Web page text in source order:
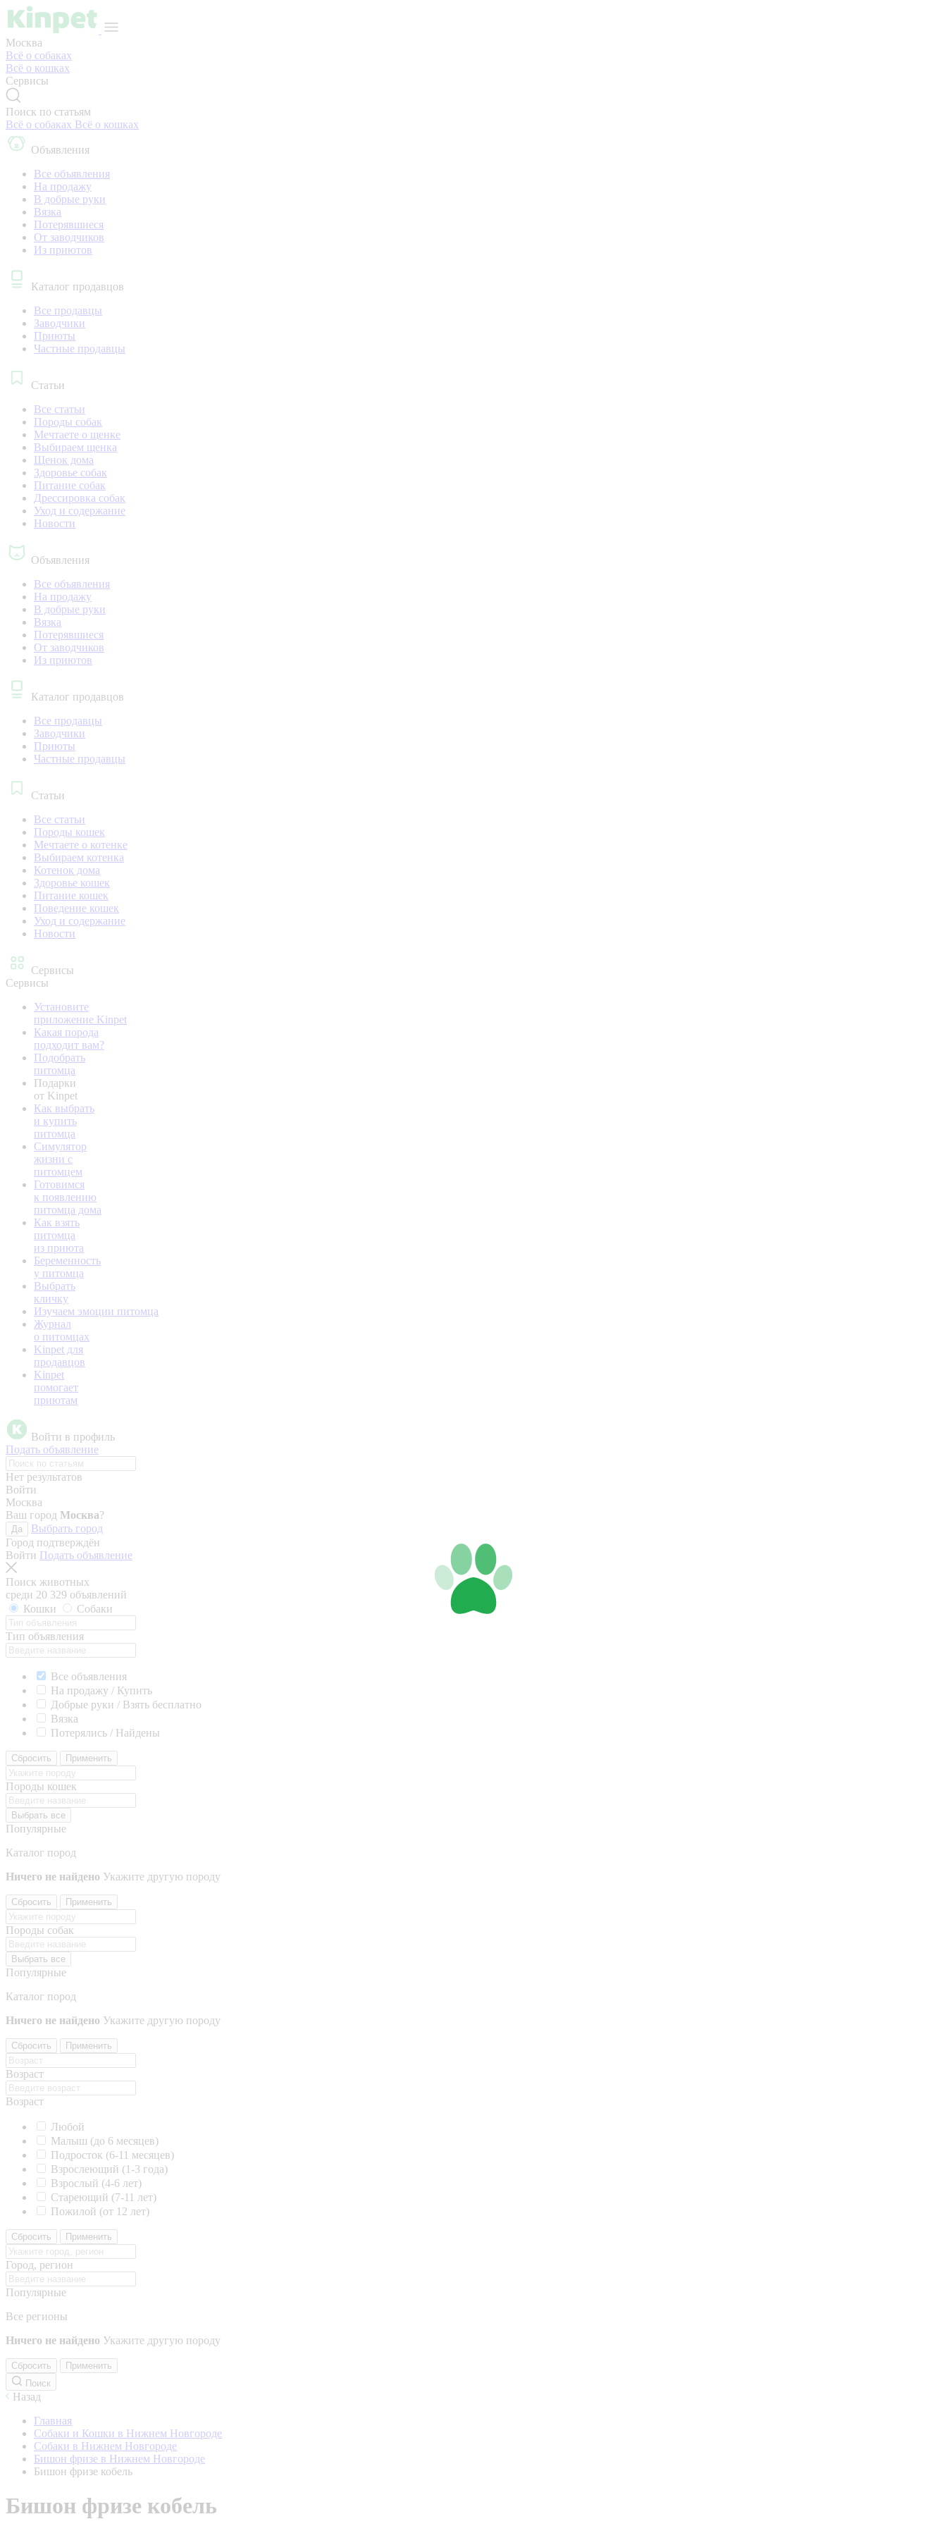
Москва
Всё о собаках
Всё о кошках
Сервисы
Поиск по статьям
Всё о собаках Всё о кошках
Объявления
Все объявления
На продажу
В добрые руки
Вязка
Потерявшиеся
От заводчиков
Из приютов
Каталог продавцов
Все продавцы
Заводчики
Приюты
Частные продавцы
Статьи
Все статьи
Породы собак
Мечтаете о щенке
Выбираем щенка
Щенок дома
Здоровье собак
Питание собак
Дрессировка собак
Уход и содержание
Новости
Объявления
Все объявления
На продажу
В добрые руки
Вязка
Потерявшиеся
От заводчиков
Из приютов
Каталог продавцов
Все продавцы
Заводчики
Приюты
Частные продавцы
Статьи
Все статьи
Породы кошек
Мечтаете о котенке
Выбираем котенка
Котенок дома
Здоровье кошек
Питание кошек
Поведение кошек
Уход и содержание
Новости
Сервисы
Сервисы
Установите
приложение Kinpet
Какая порода
подходит вам?
Подобрать
питомца
Подарки
от Kinpet
Как выбрать
и купить
питомца
Симулятор
жизни с
питомцем
Готовимся
к появлению
питомца дома
Как взять
питомца
из приюта
Беременность
у питомца
Выбрать
кличку
Изучаем эмоции питомца
Журнал
о питомцах
Kinpet для
продавцов
Kinpet
помогает
приютам
Войти в профиль
Подать объявление
Нет результатов
Войти
Москва
Ваш город Москва?
Да
Выбрать город
Город подтверждён
Войти Подать объявление
Поиск животных
среди 20 329 объявлений
Кошки
Собаки
Тип объявления
Все объявления
На продажу / Купить
Добрые руки / Взять бесплатно
Вязка
Потерялись / Найдены
Сбросить Применить
Породы кошек
Выбрать все
Популярные
Каталог пород
Ничего не найдено Укажите другую породу
Сбросить Применить
Породы собак
Выбрать все
Популярные
Каталог пород
Ничего не найдено Укажите другую породу
Сбросить Применить
Возраст
Возраст
Любой
Малыш (до 6 месяцев)
Подросток (6-11 месяцев)
Взрослеющий (1-3 года)
Взрослый (4-6 лет)
Стареющий (7-11 лет)
Пожилой (от 12 лет)
Сбросить Применить
Город, регион
Популярные
Все регионы
Ничего не найдено Укажите другую породу
Сбросить
Применить
Поиск
Назад
Главная
Собаки и Кошки в Нижнем Новгороде
Собаки в Нижнем Новгороде
Бишон фризе в Нижнем Новгороде
Бишон фризе кобель
Бишон фризе кобель